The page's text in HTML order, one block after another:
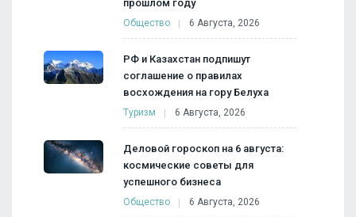
прошлом году
Общество 6 Августа, 2026
РФ и Казахстан подпишут
соглашение о правилах
восхождения на гору Белуха
Туризм 6 Августа, 2026
Деловой гороскоп на 6 августа:
космические советы для
успешного бизнеса
Общество 6 Августа, 2026